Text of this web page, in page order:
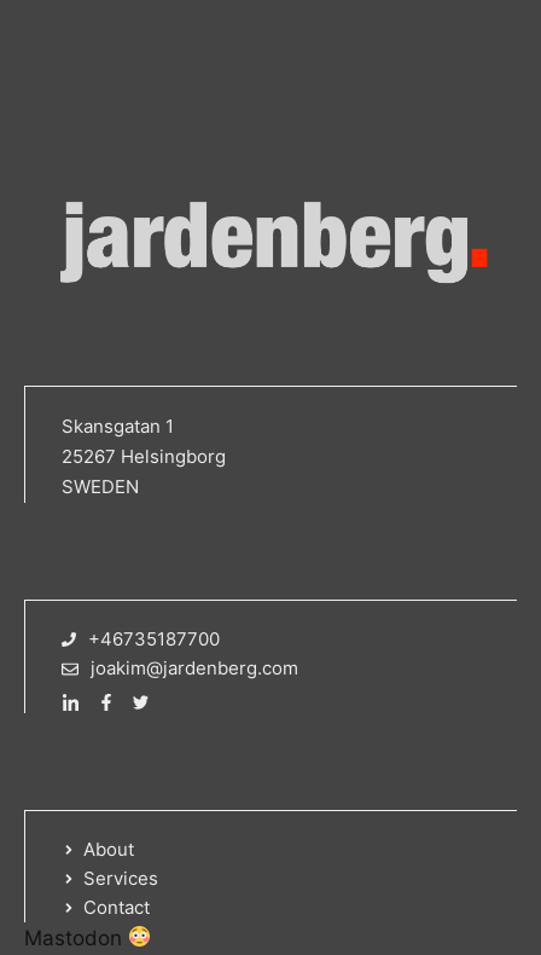
Skansgatan 1
25267 Helsingborg
SWEDEN
+46735187700
joakim@jardenberg.com
About
Services
Contact
Mastodon